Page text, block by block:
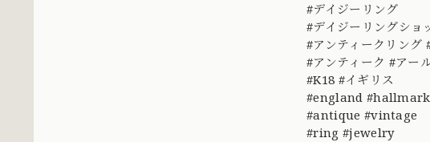
#デイジーリング
#デイジーリングシ
#アンティークリング
#アンティーク #アー
#K18 #イギリス
#england #hallmark
#antique #vintage
#ring #jewelry